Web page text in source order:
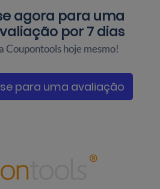
agora para uma
por 7 dias
Coupontools hoje mesmo!
para uma avaliação